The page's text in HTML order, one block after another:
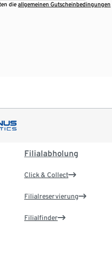
dieallgemeinen Gutscheinbedingungen
Filialabholung
Click & Collect
Filialreservierung
Filialfinder